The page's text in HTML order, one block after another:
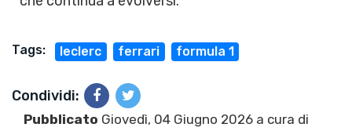
Tags: leclerc ferrari formula 1
Condividi:
Pubblicato Giovedì, 04 Giugno 2026 a cura di